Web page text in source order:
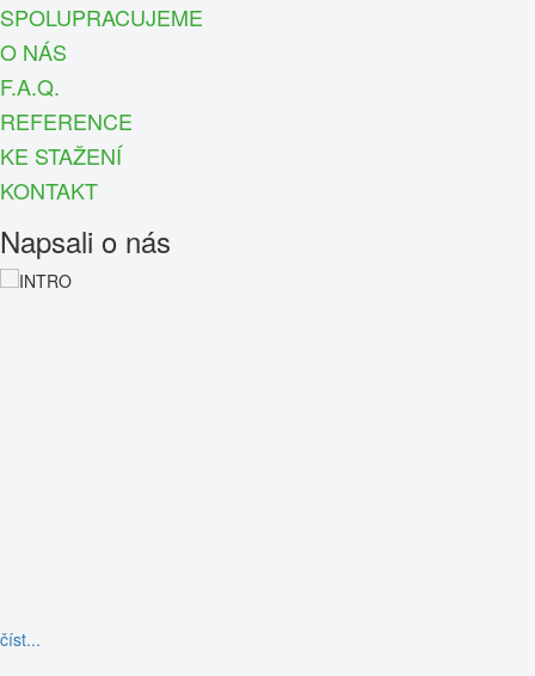
SPOLUPRACUJEME
O NÁS
F.A.Q.
REFERENCE
KE STAŽENÍ
KONTAKT
Napsali o nás
číst...